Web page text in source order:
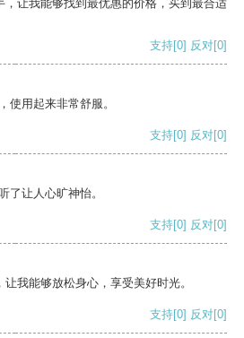
，让我能够找到最优惠的价格，买到最合适
支持[0] 反对[0]
使用起来非常舒服。
支持[0] 反对[0]
了让人心旷神怡。
支持[0] 反对[0]
我能够放松身心，享受美好时光。
支持[0] 反对[0]